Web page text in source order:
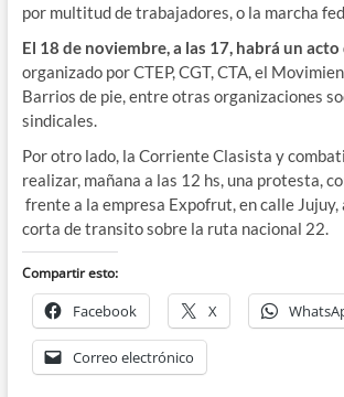
por multitud de trabajadores, o la marcha
El 18 de noviembre, a las 17, habrá un
organizado por CTEP, CGT, CTA, el
Barrios de pie, entre otras organizaciones
sindicales.
Por otro lado, la Corriente Clasista y
realizar, mañana a las 12 hs, una protesta,
frente a la empresa Expofrut, en calle Jujuy,
corta de transito sobre la ruta nacional 22.
Compartir esto:
Facebook X
Correo electrónico